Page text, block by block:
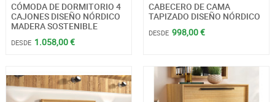
CÓMODA DE DORMITORIO 4
CAJONES DISEÑO NÓRDICO
MADERA SOSTENIBLE
DESDE 1.058,00 €
CABECERO DE CAMA
TAPIZADO DISEÑO NÓRDICO
DESDE 998,00 €